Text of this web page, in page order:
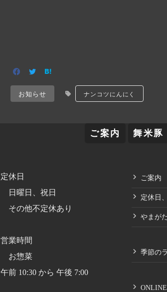
お知らせ ナンコツにんにく
ご案内 舞米豚
定休日
日曜日、祝日
その他不定休あり
営業時間
お惣菜
午前 10:30 から 午後 7:00
ご案内
定休日
やまが
季節の